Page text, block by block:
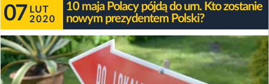
07 LUT
2020
10 maja Polacy pójdą do urn. Kto zostanie
nowym prezydentem Polski?